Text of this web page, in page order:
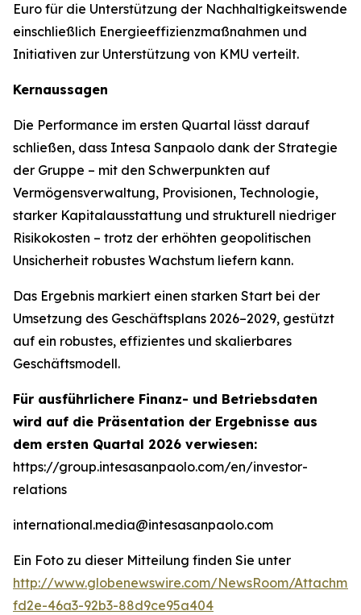
Euro für die Unterstützung der Nachhaltigkeitswende
einschließlich Energieeffizienzmaßnahmen und
Initiativen zur Unterstützung von KMU verteilt.
Kernaussagen
Die Performance im ersten Quartal lässt darauf
schließen, dass Intesa Sanpaolo dank der Strategie
der Gruppe – mit den Schwerpunkten auf
Vermögensverwaltung, Provisionen, Technologie,
starker Kapitalausstattung und strukturell niedriger
Risikokosten – trotz der erhöhten geopolitischen
Unsicherheit robustes Wachstum liefern kann.
Das Ergebnis markiert einen starken Start bei der
Umsetzung des Geschäftsplans 2026–2029, gestützt
auf ein robustes, effizientes und skalierbares
Geschäftsmodell.
Für ausführlichere Finanz- und Betriebsdaten
wird auf die Präsentation der Ergebnisse aus
dem ersten Quartal 2026 verwiesen:
https://group.intesasanpaolo.com/en/investor-
relations
international.media@intesasanpaolo.com
Ein Foto zu dieser Mitteilung finden Sie unter
http://www.globenewswire.com/NewsRoom/
fd2e-46a3-92b3-88d9ce95a404